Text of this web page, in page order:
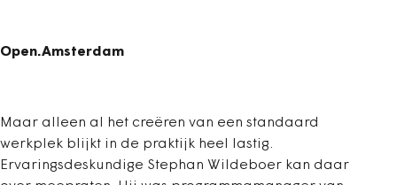
Open.Amsterdam
Maar alleen al het creëren van een standaard
werkplek blijkt in de praktijk heel lastig.
Ervaringsdeskundige Stephan Wildeboer kan daar